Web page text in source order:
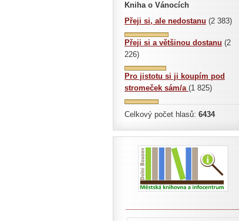
Kniha o Vánocích
Přeji si, ale nedostanu (2 383)
Přeji si a většinou dostanu (2
226)
Pro jistotu si ji koupím pod
stromeček sám/a (1 825)
Celkový počet hlasů: 6434